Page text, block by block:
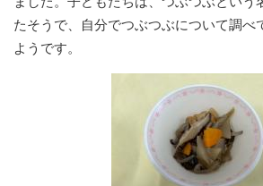
たそうで、自分でつぶつぶについて調べ
ようです。